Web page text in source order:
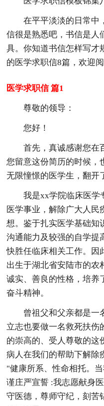
在平平淡淡的日常中
信很是熟悉吧，书信是人
具。你知道书信怎样写才
的医学求职信8篇，欢迎
医学求职信 篇1
尊敬的领导：
您好！
首先，真诚感谢您在
您留意这份简历的时候，
无限憧憬的医学生，翻开
我是xx学院临床医学
医学事业，解除广大人民
想。鉴于扎实医学基础知
沟通能力及较强的自学提
快胜任临床相关工作。因
出生于湖北省安陆市的农
诚实、善良的性格，培养
奋斗精神。
曾祖父和父亲都是一
立志也要做一名救死扶伤
的崇高的、受人尊敬的这
病人在我们的帮助下解除
"健康所系、性命相托。
谨庄严宣誓 :我志愿献身
守医德，尊师守纪，刻苦